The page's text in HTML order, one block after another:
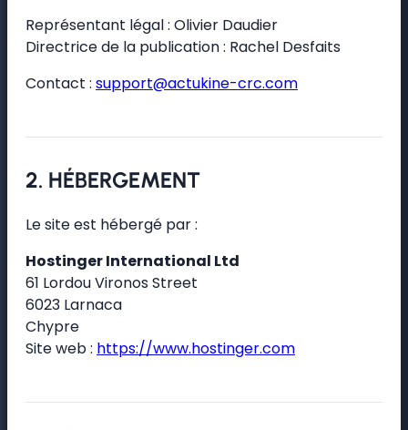
Représentant légal : Olivier Daudier
Directrice de la publication : Rachel Desfaits
Contact : support@actukine-crc.com
2. HÉBERGEMENT
Le site est hébergé par :
Hostinger International Ltd
61 Lordou Vironos Street
6023 Larnaca
Chypre
Site web : https://www.hostinger.com